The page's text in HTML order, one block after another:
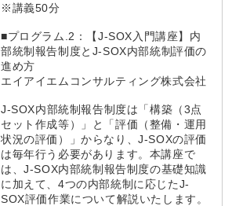
※講義50分
■プログラム.2 ：【J-SOX入門講座】内
部統制報告制度とJ-SOX内部統制評価の
進め方
エイアイエムコンサルティング株式会社
J-SOX内部統制報告制度は「構築（3点
セット作成等）」と「評価（整備・運用
状況の評価）」からなり、J-SOXの評価
は毎年行う必要があります。本講座で
は、J-SOX内部統制報告制度の基礎知識
に加えて、4つの内部統制に応じたJ-
SOX評価作業について解説いたします。